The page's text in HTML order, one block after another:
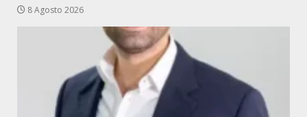
8 Agosto 2026